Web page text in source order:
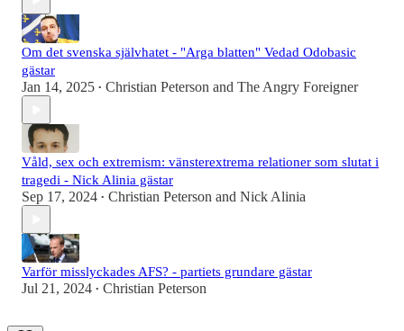
Om det svenska självhatet - "Arga blatten" Vedad Odobasic
gästar
Jan 14, 2025 • Christian Peterson and The Angry Foreigner
Våld, sex och extremism: vänsterextrema relationer som slutat i
tragedi - Nick Alinia gästar
Sep 17, 2024 • Christian Peterson and Nick Alinia
Varför misslyckades AFS? - partiets grundare gästar
Jul 21, 2024 • Christian Peterson